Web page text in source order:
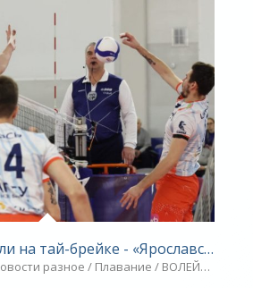
на тай-брейке - «Ярославский
разное / Плавание / ВОЛЕЙБОЛ /